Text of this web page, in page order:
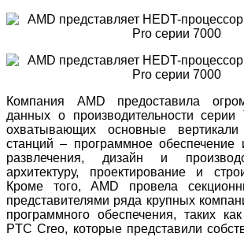
Компания AMD предоставила
данных о производительности серии
охватывающих основные
станций – программное обеспечение
развлечения, дизайн и
архитектуру, проектирование и
Кроме того, AMD провела
представителями ряда крупных
программного обеспечения, таких
PTC Creo, которые представили